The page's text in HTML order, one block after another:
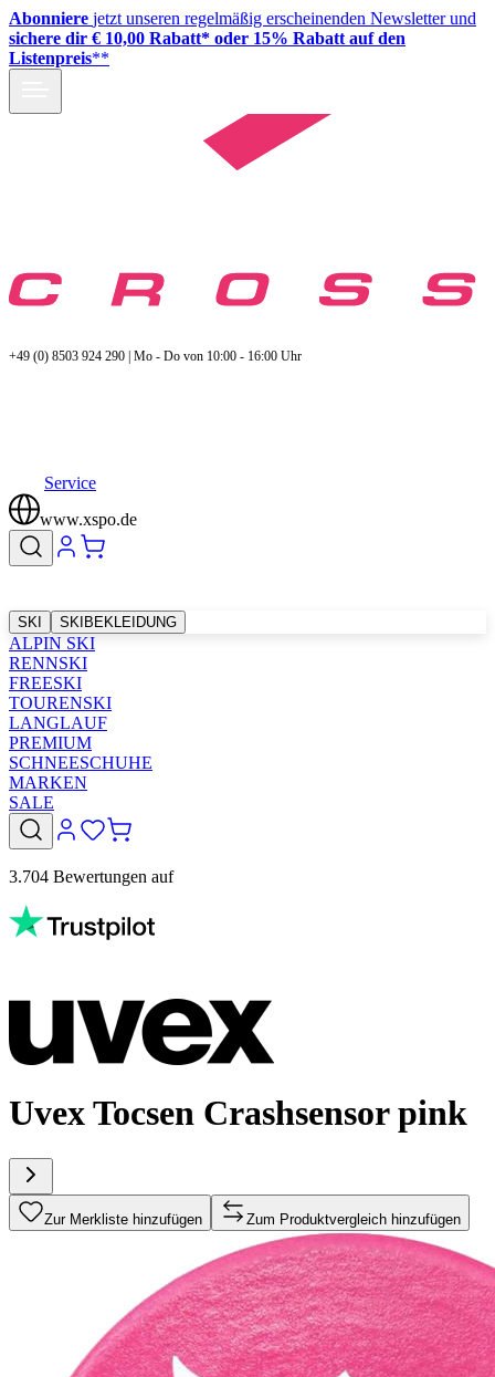
Abonniere jetzt unseren regelmäßig erscheinenden Newsletter und
sichere dir € 10,00 Rabatt* oder 15% Rabatt auf den
Listenpreis**
+49 (0) 8503 924 290 | Mo - Do von 10:00 - 16:00 Uhr
Service
www.xspo.de
SKI SKIBEKLEIDUNG
ALPIN SKI
RENNSKI
FREESKI
TOURENSKI
LANGLAUF
PREMIUM
SCHNEESCHUHE
MARKEN
SALE
3.704 Bewertungen auf
Uvex Tocsen Crashsensor pink
Zur Merkliste hinzufügen Zum Produktvergleich hinzufügen